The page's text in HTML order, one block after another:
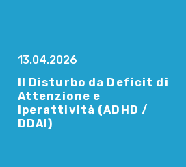
13.04.2026
Il Disturbo da Deficit di
Attenzione e
Iperattività (ADHD /
DDAI)